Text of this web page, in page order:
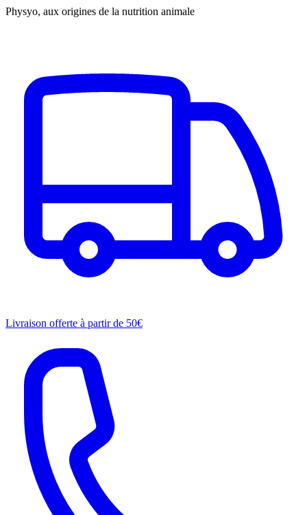
Physyo, aux origines de la nutrition animale
Livraison offerte à partir de 50€